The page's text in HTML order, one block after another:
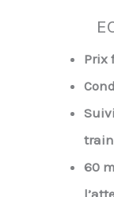
Prix
60